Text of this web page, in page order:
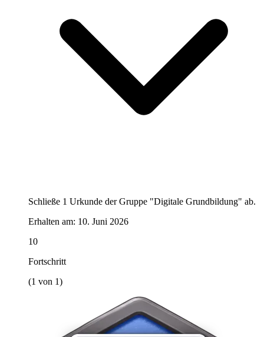
Schließe 1 Urkunde der Gruppe "Digitale Grundbildung" ab.
Erhalten am: 10. Juni 2026
10
Fortschritt
(1 von 1)